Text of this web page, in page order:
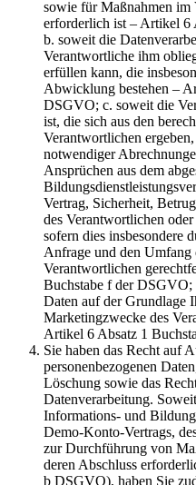
sowie für Maßnahmen im
erforderlich ist – Artikel 6
b. soweit die
Verantwortliche ihm
erfüllen kann, die
Abwicklung bestehen –
DSGVO; c. soweit die
ist, die sich aus den
Verantwortlichen
notwendiger
Ansprüchen aus dem
Vertrag, Sicherheit,
des Verantwortlichen
sofern dies insbesondere
Anfrage und den Umfang
Verantwortlichen
Buchstabe f der DSGVO;
Daten auf der Grundlage
Marketingzwecke des
Artikel 6 Absatz 1
Sie haben das Recht auf
personenbezogenen
Löschung sowie das
Datenverarbeitung.
Informations- und
Demo-Konto-Vertrags,
zur Durchführung von
deren Abschluss
b DSGVO), haben Sie